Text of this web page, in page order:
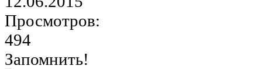
Просмотров:
494
Запомнить!